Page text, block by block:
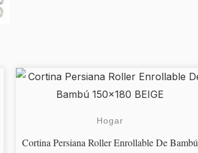
Hogar
Cortina Persiana Roller Enrollable De Bambú